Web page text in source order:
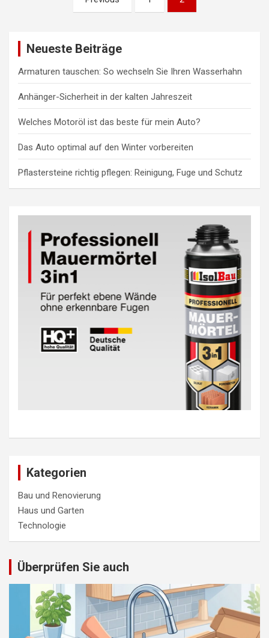
Neueste Beiträge
Armaturen tauschen: So wechseln Sie Ihren Wasserhahn
Anhänger-Sicherheit in der kalten Jahreszeit
Welches Motoröl ist das beste für mein Auto?
Das Auto optimal auf den Winter vorbereiten
Pflastersteine richtig pflegen: Reinigung, Fuge und Schutz
Kategorien
Bau und Renovierung
Haus und Garten
Technologie
Überprüfen Sie auch